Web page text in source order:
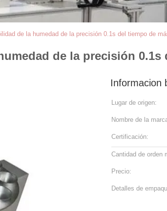
de la humedad de la precisión 0.1s del tiempo de
de la precisión
Informacion
Lugar de origen:
Nombre de la
Certificación:
Cantidad de orden
Precio:
Detalles de